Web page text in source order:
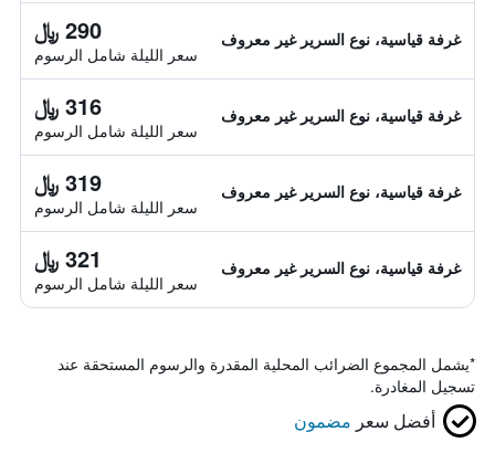
غرفة قياسية، نوع السرير غير معروف 290 ﷼
سعر الليلة شامل الرسوم
غرفة قياسية، نوع السرير غير معروف 316 ﷼
سعر الليلة شامل الرسوم
غرفة قياسية، نوع السرير غير معروف 319 ﷼
سعر الليلة شامل الرسوم
غرفة قياسية، نوع السرير غير معروف 321 ﷼
سعر الليلة شامل الرسوم
*يشمل المجموع الضرائب المحلية المقدرة والرسوم المستحقة عند
تسجيل المغادرة.
أفضل سعر مضمون